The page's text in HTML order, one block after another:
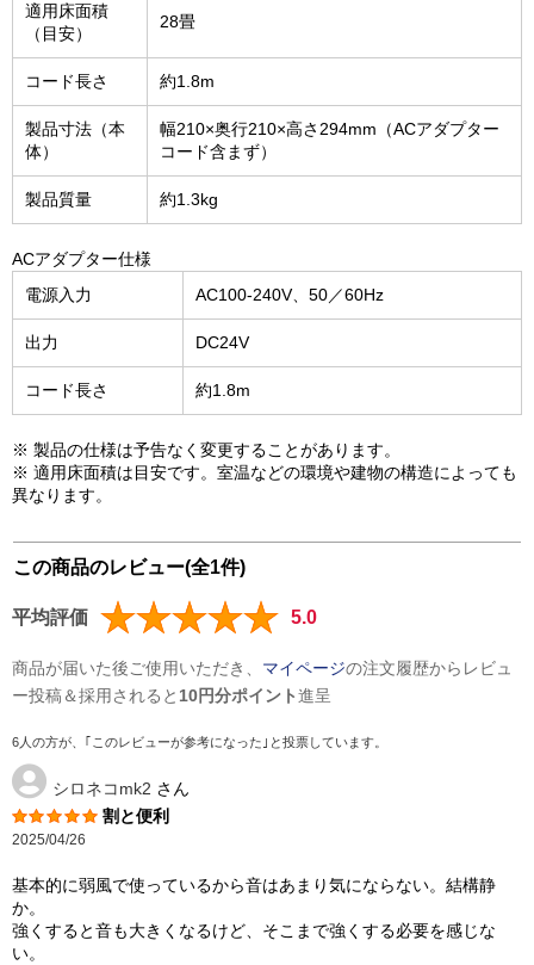
適用床面積
（目安）
28畳
コード長さ 約1.8m
製品寸法（本
体）
幅210×奥行210×高さ294mm（ACアダプター
コード含まず）
製品質量 約1.3kg
ACアダプター仕様
電源入力
AC100-240V、50／60Hz
出力 DC24V
コード長さ 約1.8m
※ 製品の仕様は予告なく変更することがあります。
※ 適用床面積は目安です。室温などの環境や建物の構造によっても
異なります。
この商品のレビュー(全1件)
平均評価 5.0
商品が届いた後ご使用いただき、 マイページの注文履歴からレビュ
ー投稿＆採用されると 10円分ポイント進呈
6人の方が、｢このレビューが参考になった｣と投票しています。
シロネコmk2 さん
割と便利
2025/04/26
基本的に弱風で使っているから音はあまり気にならない。結構静
か。
強くすると音も大きくなるけど、そこまで強くする必要を感じな
い。